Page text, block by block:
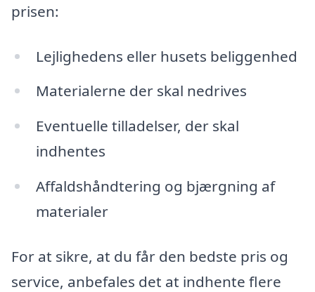
prisen:
Lejlighedens eller husets beliggenhed
Materialerne der skal nedrives
Eventuelle tilladelser, der skal
indhentes
Affaldshåndtering og bjærgning af
materialer
For at sikre, at du får den bedste pris og
service, anbefales det at indhente flere